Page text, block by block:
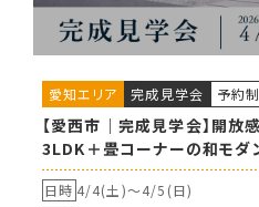
愛知エリア 完成見学会 予約制
【愛西市｜完成見学会】開放
3LDK＋畳コーナーの和モダ
日時 4/4(土)〜4/5(日)